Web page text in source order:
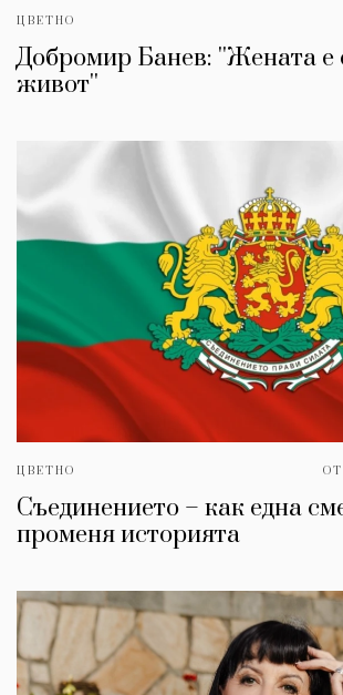
ЦВЕТНО
Добромир Банев: ''Жената е
живот''
ЦВЕТНО ОТ
Съединението – как една
променя историята